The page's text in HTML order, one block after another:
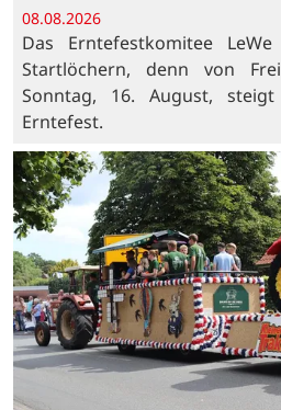
08.08.2026
Das Erntefestkomitee
Startlöchern, denn von
Sonntag, 16. August,
Erntefest.